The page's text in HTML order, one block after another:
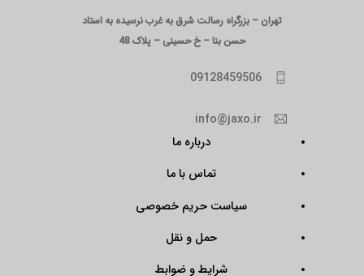
تهران – بزرگراه رسالت شرق به غرب نرسیده به استاد
حسن بنا – خ حسینی – پلاک 48
09128459506
info@jaxo.ir
درباره ما
تماس با ما
سیاست حریم خصوصی
حمل و نقل
شرایط و ضوابط